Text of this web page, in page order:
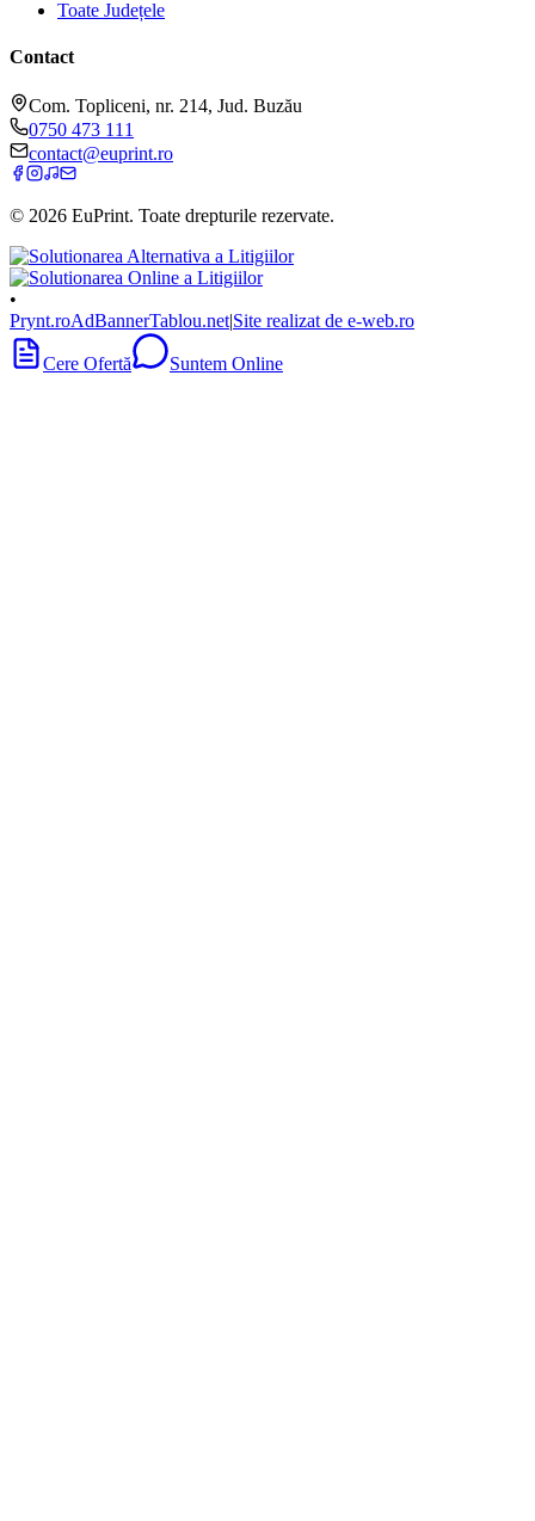
Toate Județele
Contact
Com. Topliceni, nr. 214, Jud. Buzău
0750 473 111
contact@euprint.ro
© 2026 EuPrint. Toate drepturile rezervate.
•
Prynt.roAdBannerTablou.net|Site realizat de e-web.ro
Cere Ofertă Suntem Online